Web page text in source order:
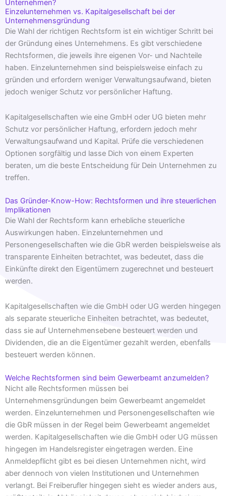
Unternehmen?
Einzelunternehmen vs. Kapitalgesellschaft bei der
Unternehmensgründung
Die Wahl der richtigen Rechtsform ist ein wichtiger Schritt bei
der Gründung eines Unternehmens. Es gibt verschiedene
Rechtsformen, die jeweils ihre eigenen Vor- und Nachteile
haben. Einzelunternehmen sind beispielsweise einfach zu
gründen und erfordern weniger Verwaltungsaufwand, bieten
jedoch weniger Schutz vor persönlicher Haftung.
Kapitalgesellschaften wie eine GmbH oder UG bieten mehr
Schutz vor persönlicher Haftung, erfordern jedoch mehr
Verwaltungsaufwand und Kapital. Prüfe die verschiedenen
Optionen sorgfältig und lasse Dich von einem Experten
beraten, um die beste Entscheidung für Dein Unternehmen zu
treffen.
Das Gründer-Know-How: Rechtsformen und ihre steuerlichen
Implikationen
Die Wahl der Rechtsform kann erhebliche steuerliche
Auswirkungen haben. Einzelunternehmen und
Personengesellschaften wie die GbR werden beispielsweise als
transparente Einheiten betrachtet, was bedeutet, dass die
Einkünfte direkt den Eigentümern zugerechnet und besteuert
werden.
Kapitalgesellschaften wie die GmbH oder UG werden hingegen
als separate steuerliche Einheiten betrachtet, was bedeutet,
dass sie auf Unternehmensebene besteuert werden und
Dividenden, die an die Eigentümer gezahlt werden, ebenfalls
besteuert werden können.
Welche Rechtsformen sind beim Gewerbeamt anzumelden?
Nicht alle Rechtsformen müssen bei
Unternehmensgründungen beim Gewerbeamt angemeldet
werden. Einzelunternehmen und Personengesellschaften wie
die GbR müssen in der Regel beim Gewerbeamt angemeldet
werden. Kapitalgesellschaften wie die GmbH oder UG müssen
hingegen im Handelsregister eingetragen werden. Eine
Anmeldepflicht gibt es bei diesen Unternehmen nicht, wird
aber dennoch von vielen Institutionen und Unternehmen
verlangt. Bei Freiberufler hingegen sieht es wieder anders aus,